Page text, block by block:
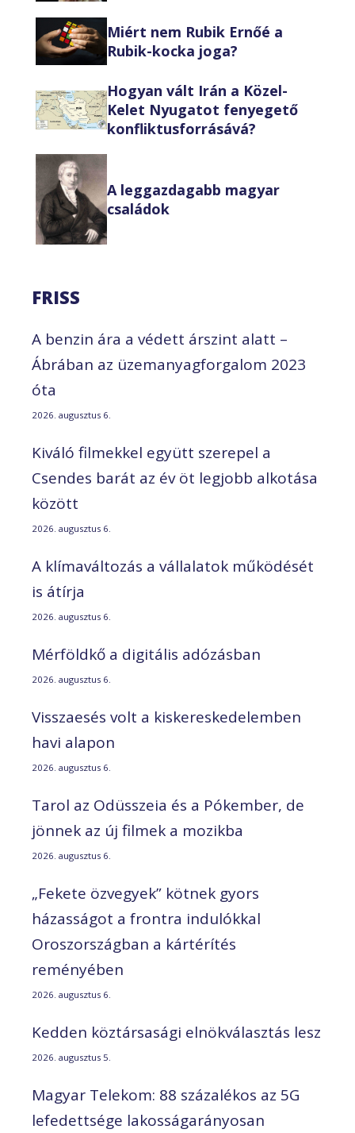
Miért nem Rubik Ernőé a
Rubik-kocka joga?
Hogyan vált Irán a Közel-
Kelet Nyugatot fenyegető
konfliktusforrásává?
A leggazdagabb magyar
családok
FRISS
A benzin ára a védett árszint alatt –
Ábrában az üzemanyagforgalom 2023
óta
2026. augusztus 6.
Kiváló filmekkel együtt szerepel a
Csendes barát az év öt legjobb alkotása
között
2026. augusztus 6.
A klímaváltozás a vállalatok működését
is átírja
2026. augusztus 6.
Mérföldkő a digitális adózásban
2026. augusztus 6.
Visszaesés volt a kiskereskedelemben
havi alapon
2026. augusztus 6.
Tarol az Odüsszeia és a Pókember, de
jönnek az új filmek a mozikba
2026. augusztus 6.
„Fekete özvegyek” kötnek gyors
házasságot a frontra indulókkal
Oroszországban a kártérítés
reményében
2026. augusztus 6.
Kedden köztársasági elnökválasztás lesz
2026. augusztus 5.
Magyar Telekom: 88 százalékos az 5G
lefedettsége lakosságarányosan